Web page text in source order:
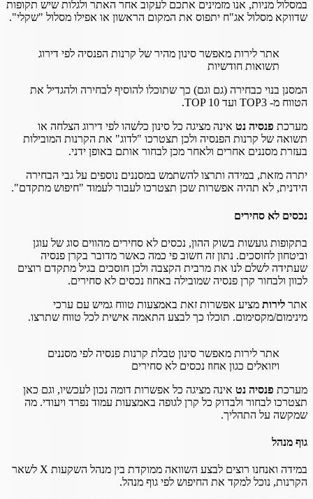
במסלול מניות, אנו מזמינים אתכם לעקוב אחר האתר ולגלות שיש תקופות
שדווקא מסלול אג"ח יתפוס את המקום הראשון או אפילו מסלול "שקלי".
אתר לירות מאפשר סינון מהיר של קרנות הפנסיה לפי דירוג
תשואות חודשיות
המסנן בנוי כבחירה (גם וגם) כך שתוכלו להוסיף לבחירה ולהגדיל את
הטווח מ- TOP3 ועד TOP 10.
מערכת פנסיה נט אינה מציגה כל סינון כלשהו לפי דירוג הצלחה או
תשואה של קרנות הפנסיה ולכן תצטרכו "לדוג" את הקרנות המובילות
בעזרת מסננים אחרים ולאחר מכן לבחור אותם באופן ידני.
יתרה מזאת, במידה ותרצו להשתמש במסננים נוספים על גבי הבחירה
הידנית, לא תהיה אפשרות שכן תצטרכו לעבור לעמוד "חיפוש מתקדם".
נכסים לא סחירים
בתקופות גועשות בשוק ההון, נכסים לא סחירים מהווים סוג של עוגן
וביטחון לחוסכים. נתון זה חשוב פי כמה כאשר מדובר בקרן פנסיה
שעתידה לשלם לנו את מרבית הקצבה ולכן חוסכים בגיל מתקדם רוצים
לכוון ולבחור קרן פנסיה שמובילה באחוז נכסים לא סחירים.
אתר לירות מציע אפשרות זאת באמצעות טווח גמיש עם ערכי
מינימום/מקסימום. תוכלו כך לבצע התאמה אישית לכל טווח שתרצו.
אתר לירות מאפשר סינון טבלת קרנות פנסיה לפי מסננים
ויזואלים כגון אחוז נכסים לא סחירים
מערכת פנסיה נט אינה מציגה כל אפשרות דומה נכון לעכשיו, וגם כאן
תצטרכו לבחור ולבדוק כל קרן לגופה באמצעות עמוד נפרד ויעודי. מה
שמקשה על התהליך.
גוף מנהל
במידה ואנחנו רוצים לבצע השוואה ממוקדת בין מנהל השקעות X לשאר
הקרנות, נוכל למקד את החיפוש לפי גוף מנהל.